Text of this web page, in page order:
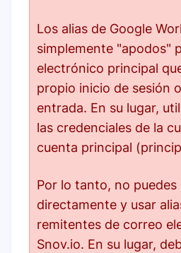
Los alias de Google
simplemente "apodos"
electrónico principal
propio inicio de sesión
entrada. En su lugar,
las credenciales de la
cuenta principal
Por lo tanto, no
directamente y usar
remitentes de correo
Snov.io. En su lugar,